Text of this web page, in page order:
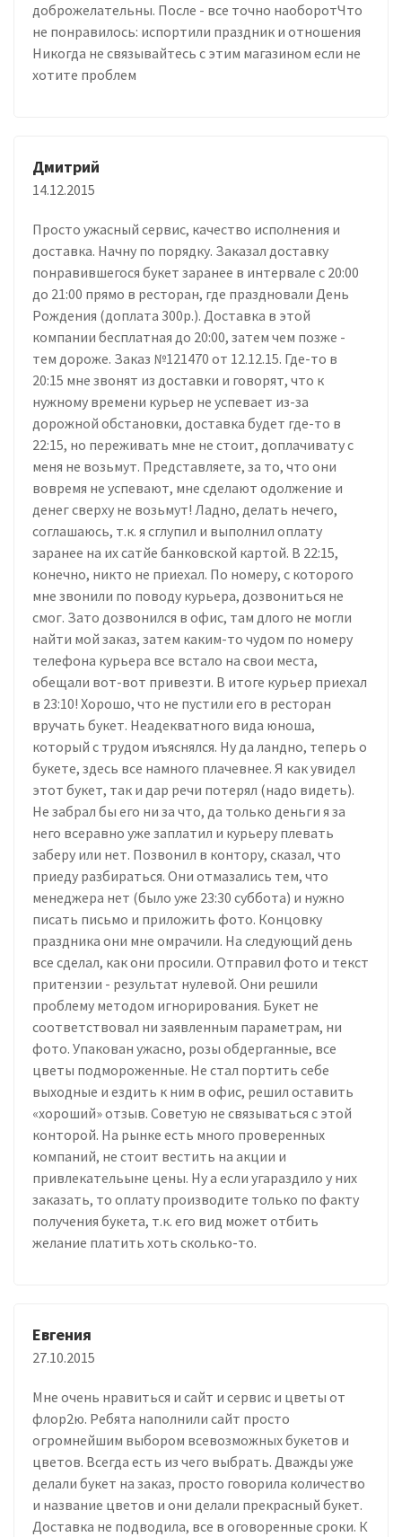
доброжелательны. После - все точно наоборотЧто
не понравилось: испортили праздник и отношения
Никогда не связывайтесь с этим магазином если не
хотите проблем
Дмитрий
14.12.2015
Просто ужасный сервис, качество исполнения и
доставка. Начну по порядку. Заказал доставку
понравившегося букет заранее в интервале с 20:00
до 21:00 прямо в ресторан, где праздновали День
Рождения (доплата 300р.). Доставка в этой
компании бесплатная до 20:00, затем чем позже -
тем дороже. Заказ №121470 от 12.12.15. Где-то в
20:15 мне звонят из доставки и говорят, что к
нужному времени курьер не успевает из-за
дорожной обстановки, доставка будет где-то в
22:15, но переживать мне не стоит, доплачивату с
меня не возьмут. Представляете, за то, что они
вовремя не успевают, мне сделают одолжение и
денег сверху не возьмут! Ладно, делать нечего,
соглашаюсь, т.к. я сглупил и выполнил оплату
заранее на их сатйе банковской картой. В 22:15,
конечно, никто не приехал. По номеру, с которого
мне звонили по поводу курьера, дозвониться не
смог. Зато дозвонился в офис, там длого не могли
найти мой заказ, затем каким-то чудом по номеру
телефона курьера все встало на свои места,
обещали вот-вот привезти. В итоге курьер приехал
в 23:10! Хорошо, что не пустили его в ресторан
вручать букет. Неадекватного вида юноша,
который с трудом иъяснялся. Ну да ландно, теперь о
букете, здесь все намного плачевнее. Я как увидел
этот букет, так и дар речи потерял (надо видеть).
Не забрал бы его ни за что, да только деньги я за
него всеравно уже заплатил и курьеру плевать
заберу или нет. Позвонил в контору, сказал, что
приеду разбираться. Они отмазались тем, что
менеджера нет (было уже 23:30 суббота) и нужно
писать письмо и приложить фото. Концовку
праздника они мне омрачили. На следующий день
все сделал, как они просили. Отправил фото и текст
притензии - результат нулевой. Они решили
проблему методом игнорирования. Букет не
соответствовал ни заявленным параметрам, ни
фото. Упакован ужасно, розы обдерганные, все
цветы подмороженные. Не стал портить себе
выходные и ездить к ним в офис, решил оставить
«хороший» отзыв. Советую не связываться с этой
конторой. На рынке есть много проверенных
компаний, не стоит вестить на акции и
привлекательыне цены. Ну а если угараздило у них
заказать, то оплату производите только по факту
получения букета, т.к. его вид может отбить
желание платить хоть сколько-то.
Евгения
27.10.2015
Мне очень нравиться и сайт и сервис и цветы от
флор2ю. Ребята наполнили сайт просто
огромнейшим выбором всевозможных букетов и
цветов. Всегда есть из чего выбрать. Дважды уже
делали букет на заказ, просто говорила количество
и название цветов и они делали прекрасный букет.
Доставка не подводила, все в оговоренные сроки. К